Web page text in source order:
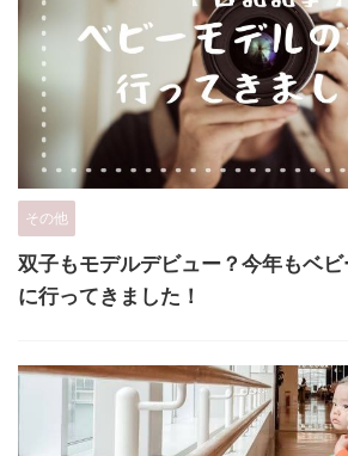
その他
双子もモデルデビュー？今年もベ
に行ってきました！